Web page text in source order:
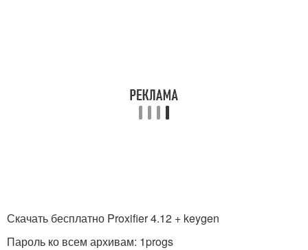
Скачать бесплатно Proxifier 4.12 + keygen
Пароль ко всем архивам: 1progs